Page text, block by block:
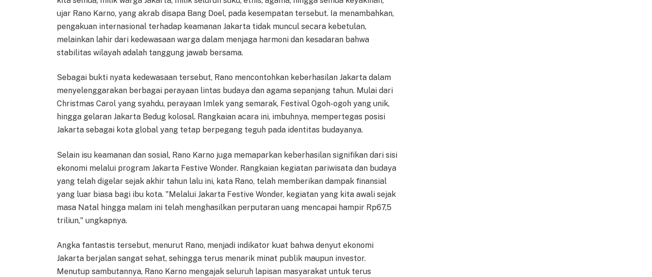
ujar Rano Karno, yang akrab disapa Bang Doel, pada kesempatan tersebut. Ia menambahkan,
pengakuan internasional terhadap keamanan Jakarta tidak muncul secara kebetulan,
melainkan lahir dari kedewasaan warga dalam menjaga harmoni dan kesadaran bahwa
stabilitas wilayah adalah tanggung jawab bersama.
Sebagai bukti nyata kedewasaan tersebut, Rano mencontohkan keberhasilan Jakarta dalam
menyelenggarakan berbagai perayaan lintas budaya dan agama sepanjang tahun. Mulai dari
Christmas Carol yang syahdu, perayaan Imlek yang semarak, Festival Ogoh-ogoh yang unik,
hingga gelaran Jakarta Bedug kolosal. Rangkaian acara ini, imbuhnya, mempertegas posisi
Jakarta sebagai kota global yang tetap berpegang teguh pada identitas budayanya.
Selain isu keamanan dan sosial, Rano Karno juga memaparkan keberhasilan signifikan dari sisi
ekonomi melalui program Jakarta Festive Wonder. Rangkaian kegiatan pariwisata dan budaya
yang telah digelar sejak akhir tahun lalu ini, kata Rano, telah memberikan dampak finansial
yang luar biasa bagi ibu kota. "Melalui Jakarta Festive Wonder, kegiatan yang kita awali sejak
masa Natal hingga malam ini telah menghasilkan perputaran uang mencapai hampir Rp67,5
triliun," ungkapnya.
Angka fantastis tersebut, menurut Rano, menjadi indikator kuat bahwa denyut ekonomi
Jakarta berjalan sangat sehat, sehingga terus menarik minat publik maupun investor.
Menutup sambutannya, Rano Karno mengajak seluruh lapisan masyarakat untuk terus